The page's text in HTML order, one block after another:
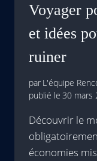
Voyager
et idées
ruiner
par L'équipe
publié le 30 mars
Découvrir le
économies